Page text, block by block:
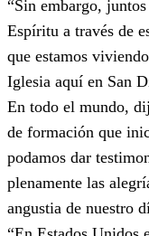
“Sin embargo,
Espíritu a través de
que estamos
Iglesia aquí en San
En todo el mundo,
de formación que
podamos dar
plenamente las
angustia de nuestro